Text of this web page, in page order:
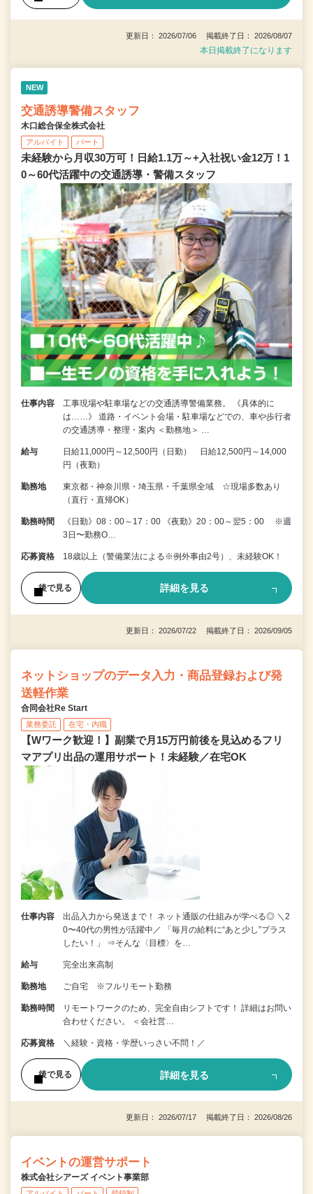
更新日： 2026/07/06 掲載終了日： 2026/08/07
本日掲載終了になります
NEW
交通誘導警備スタッフ
木口総合保全株式会社
アルバイト パート
未経験から月収30万可！日給1.1万～+入社祝い金12万！1
0～60代活躍中の交通誘導・警備スタッフ
仕事内容
工事現場や駐車場などの交通誘導警備業務。 《具体的に
は……》 道路・イベント会場・駐車場などでの、車や歩行者
の交通誘導・整理・案内 ＜勤務地＞ …
給与
日給11,000円～12,500円（日勤） 日給12,500円～14,000
円（夜勤）
勤務地
東京都・神奈川県・埼玉県・千葉県全域 ☆現場多数あり
（直行・直帰OK）
勤務時間
《日勤》08：00～17：00 《夜勤》20：00～翌5：00 ※週
3日〜勤務O…
応募資格 18歳以上（警備業法による※例外事由2号）、未経験OK！
後で見る 詳細を見る
更新日： 2026/07/22 掲載終了日： 2026/09/05
ネットショップのデータ入力・商品登録および発
送軽作業
合同会社Re Start
業務委託 在宅・内職
【Wワーク歓迎！】副業で月15万円前後を見込めるフリ
マアプリ出品の運用サポート！未経験／在宅OK
仕事内容
出品入力から発送まで！ ネット通販の仕組みが学べる◎ ＼2
0〜40代の男性が活躍中／ 「毎月の給料に“あと少し”プラス
したい！」 ⇒そんな〈目標〉を…
給与 完全出来高制
勤務地 ご自宅 ※フルリモート勤務
勤務時間
リモートワークのため、完全自由シフトです！ 詳細はお問い
合わせください。 ＜会社営…
応募資格 ＼経験・資格・学歴いっさい不問！／
後で見る 詳細を見る
更新日： 2026/07/17 掲載終了日： 2026/08/26
イベントの運営サポート
株式会社シアーズ イベント事業部